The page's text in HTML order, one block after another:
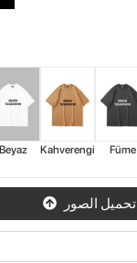
Beyaz Kahverengi Füme
تحميل الصور